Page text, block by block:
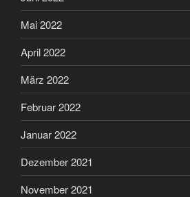
Mai 2022
April 2022
März 2022
Februar 2022
Januar 2022
Dezember 2021
November 2021